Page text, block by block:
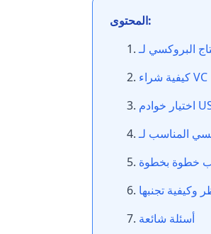
المحتوى:
خطوة بخطوة
وكيفية تجنبها
أسئلة شائعة